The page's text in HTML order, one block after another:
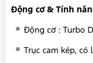
Động cơ & Tính
Động cơ : Turbo
Trục cam kép, có